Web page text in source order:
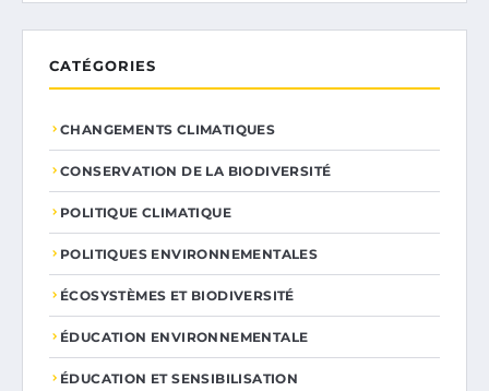
CATÉGORIES
CHANGEMENTS CLIMATIQUES
CONSERVATION DE LA BIODIVERSITÉ
POLITIQUE CLIMATIQUE
POLITIQUES ENVIRONNEMENTALES
ÉCOSYSTÈMES ET BIODIVERSITÉ
ÉDUCATION ENVIRONNEMENTALE
ÉDUCATION ET SENSIBILISATION